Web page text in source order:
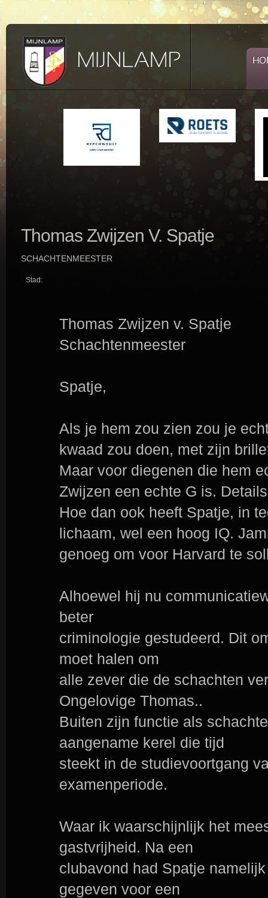
Thomas Zwijzen V. Spatje
SCHACHTENMEESTER
Stad:
Thomas Zwijzen v. Spatje
Schachtenmeester
Spatje,
Als je hem zou zien zou je
kwaad zou doen, met zijn
Maar voor diegenen die hem
Zwijzen een echte G is.
Hoe dan ook heeft Spatje, in
lichaam, wel een hoog IQ.
genoeg om voor Harvard te
Alhoewel hij nu
beter
criminologie gestudeerd. Dit
moet halen om
alle zever die de schachten
Ongelovige Thomas..
Buiten zijn functie als
aangename kerel die tijd
steekt in de studievoortgang
examenperiode.
Waar ik waarschijnlijk het
gastvrijheid. Na een
clubavond had Spatje
gegeven voor een